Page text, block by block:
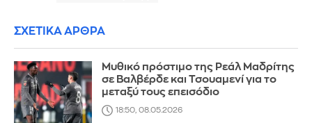
ΣΧΕΤΙΚΑ ΑΡΘΡΑ
Μυθικό πρόστιμο της Ρεάλ Μαδρίτης
σε Βαλβέρδε και Τσουαμενί για το
μεταξύ τους επεισόδιο
18:50, 08.05.2026